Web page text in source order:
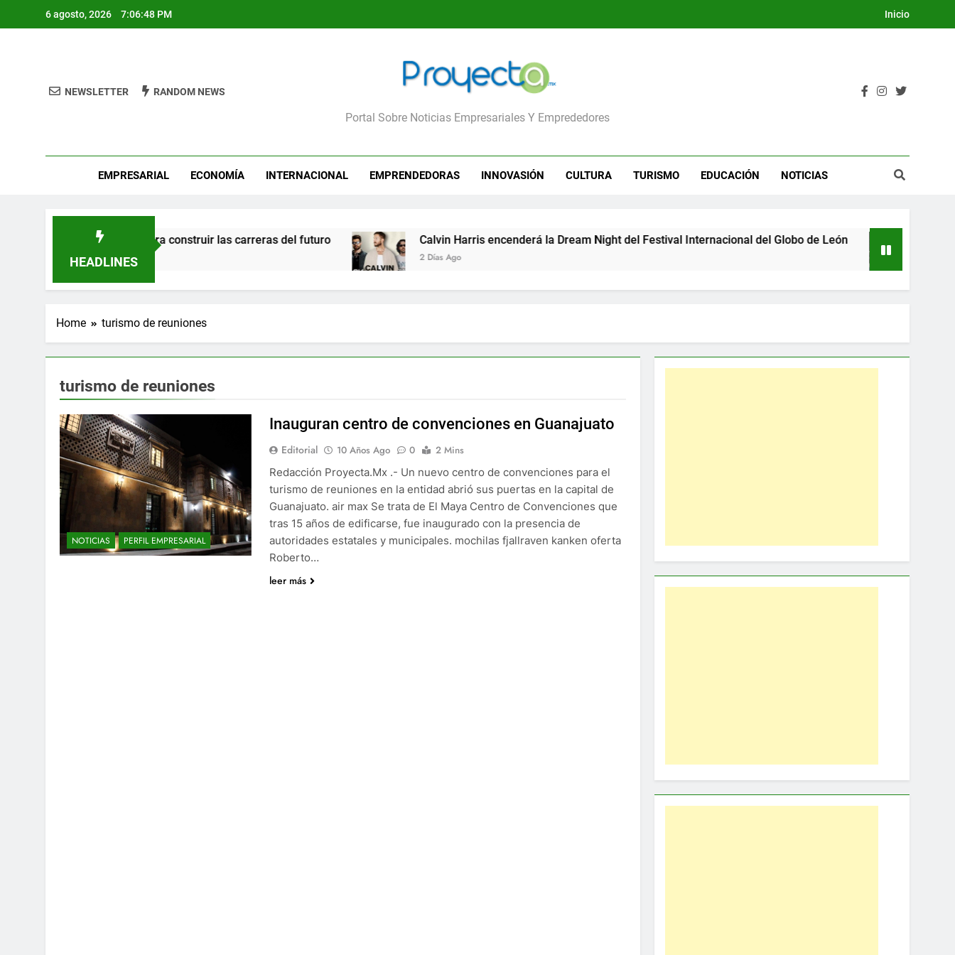
6 agosto, 2026 7:06:48 PM Inicio
ProyectaPortal Sobre Noticias Empresariales Y Emprededores
NEWSLETTER RANDOM NEWS
EMPRESARIAL ECONOMÍA INTERNACIONAL EMPRENDEDORAS INNOVASIÓN CULTURA TURISMO EDUCACIÓN NOTICIAS
HEADLINES
el talento mexicano para construir las carreras del futuro Calvin Harris encenderá la Dream Night del Festival Internacional del Globo de León
2 Días Ago
Home turismo de reuniones
turismo de reuniones
NOTICIAS PERFIL EMPRESARIAL
Inauguran centro de convenciones en Guanajuato
Editorial 10 Años Ago 0
2 Mins
Redacción Proyecta.Mx .- Un nuevo centro de convenciones para el
turismo de reuniones en la entidad abrió sus puertas en la capital de
Guanajuato. air max Se trata de El Maya Centro de Convenciones que
tras 15 años de edificarse, fue inaugurado con la presencia de
autoridades estatales y municipales. mochilas fjallraven kanken oferta
Roberto…
leer más